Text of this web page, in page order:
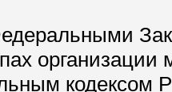
организации
кодексом